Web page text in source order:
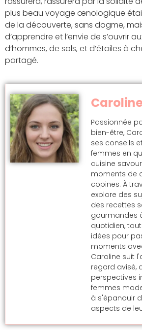
plus beau voyage œnologique
de la découverte, sans dogme,
d’apprendre et l’envie de s’ouvrir
d’hommes, de sols, et d’étoiles à
partagé.
Passionnée
bien-être,
ses conseils
femmes en
cuisine
moments de
copines. À
explore des
des recettes
gourmandes
quotidien,
idées pour
moments
Caroline suit
regard avisé,
perspectives
femmes
à s'épanouir
aspects de